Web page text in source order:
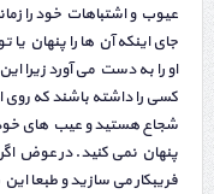
عیوب و اشتباهات خود را
جای اینکه آن ها را پنهان
او را به دست می آورد زیرا
کسی را داشته باشند که
شجاع هستید و عیب های
پنهان نمی کنید. در عوض
فریبکار می سازید و طبعا